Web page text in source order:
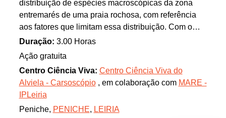
distribuição de espécies macroscópicas da zona
entremarés de uma praia rochosa, com referência
aos fatores que limitam essa distribuição. Com o
auxílio de lupas binoculares, poderemos observar
detalhadamente a morfologia das espécies mais
abundantes. Juntem-se a nós!
Duração: 3.00 Horas
Ação gratuita
Centro Ciência Viva: Centro Ciência Viva do
Alviela - Carsoscópio, em colaboração com MARE -
IPLeiria
Peniche, PENICHE, LEIRIA